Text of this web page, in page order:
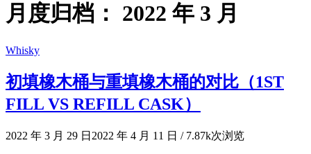
月度归档： 2022 年 3 月
Whisky
初填橡木桶与重填橡木桶的对比（1ST
FILL VS REFILL CASK）
2022 年 3 月 29 日 2022 年 4 月 11 日 /7.87k次浏览